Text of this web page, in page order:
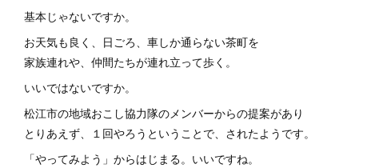
基本じゃないですか。
お天気も良く、日ごろ、車しか通らない茶町を
家族連れや、仲間たちが連れ立って歩く。
いいではないですか。
松江市の地域おこし協力隊のメンバーからの提案があり
とりあえず、１回やろうということで、されたようです。
「やってみよう」からはじまる。いいですね。